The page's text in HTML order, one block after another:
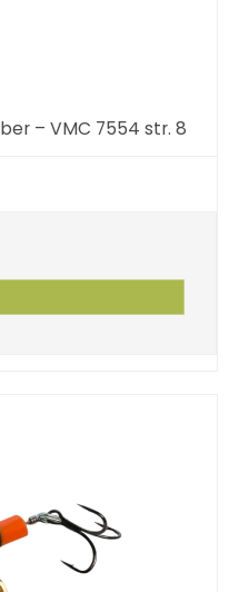
– VMC 7554 str. 8